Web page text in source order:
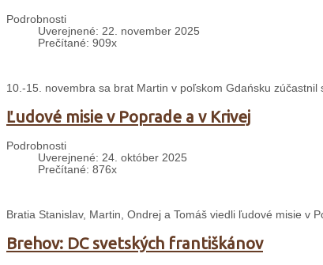
Podrobnosti
Uverejnené: 22. november 2025
Prečítané: 909x
10.-15. novembra sa brat Martin v poľskom Gdańsku
Ľudové misie v Poprade a v Krivej
Podrobnosti
Uverejnené: 24. október 2025
Prečítané: 876x
Bratia Stanislav, Martin, Ondrej a Tomáš viedli ľudové misie v
Brehov: DC svetských františkánov